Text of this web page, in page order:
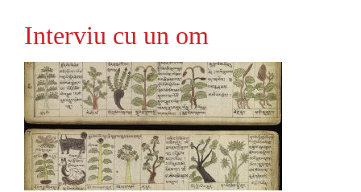
Interviu cu un om